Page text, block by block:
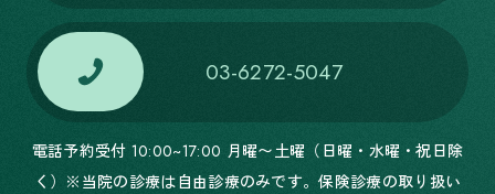
03-6272-5047
電話予約受付 10:00~17:00 月曜〜土曜（日曜・水曜・祝日除
く）※当院の診療は自由診療のみです。保険診療の取り扱い